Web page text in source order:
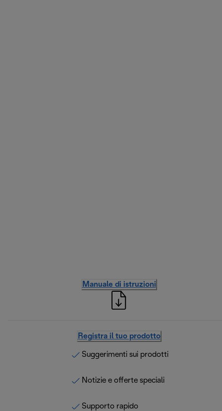
Manuale di istruzioni
Registra il tuo prodotto
Suggerimenti sui prodotti
Notizie e offerte speciali
Supporto rapido